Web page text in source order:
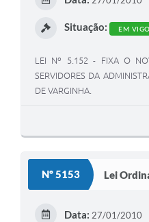
Situação: EM
LEI Nº 5.152 - FIXA O
SERVIDORES DA
DE VARGINHA.
Nº 5153 Lei
Data: 27/01/2010